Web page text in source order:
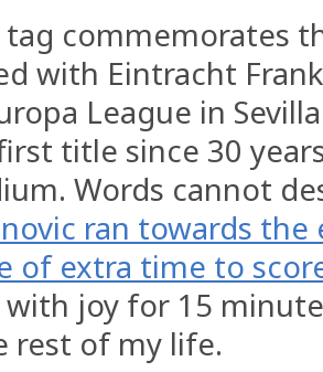
tag commemorates
with Eintracht
League in
title since 30
Words cannot
ran towards
of extra time to
with joy for 15
rest of my life.